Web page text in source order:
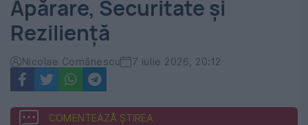
Apărare, Securitate și
Reziliență
Nicolae Comănescu 7 iulie 2026, 20:12
COMENTEAZĂ ȘTIREA